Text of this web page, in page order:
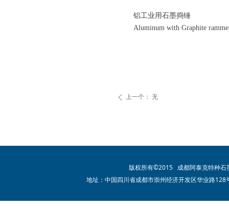
ꄴ 上一个： 无
铝工业用石墨捣锤
Aluminum with Graphite
版权所有©2015 成都阿泰克特种
地址：中国四川省成都市崇州经济开发区华业路